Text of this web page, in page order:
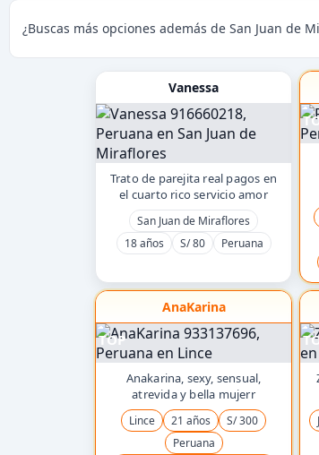
¿Buscas más opciones además de San Juan de
Vanessa
Trato de parejita real pagos en
el cuarto rico servicio amor
San Juan de Miraflores
18 años
S/ 80 Peruana
AnaKarina
TOP
Anakarina, sexy, sensual,
atrevida y bella mujerr
Lince 21 años
S/ 300
Peruana